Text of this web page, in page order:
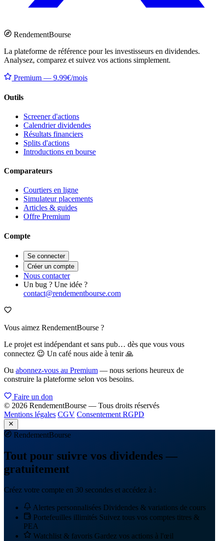
RendementBourse
La plateforme de référence pour les investisseurs en dividendes.
Analysez, comparez et suivez vos actions simplement.
Premium — 9.99€/mois
Outils
Screener d'actions
Calendrier dividendes
Résultats financiers
Splits d'actions
Introductions en bourse
Comparateurs
Courtiers en ligne
Simulateur placements
Articles & guides
Offre Premium
Compte
Se connecter
Créer un compte
Nous contacter
Un bug ? Une idée ?
contact@rendementbourse.com
Vous aimez RendementBourse ?
Le projet est indépendant et sans pub… dès que vous vous
connectez 😉 Un café nous aide à tenir 🙏
Ou abonnez-vous au Premium — nous serions heureux de
construire la plateforme selon vos besoins.
Faire un don
© 2026 RendementBourse — Tous droits réservés
Mentions légales CGV Consentement RGPD
RendementBourse
Tout pour suivre vos dividendes —
gratuitement
Créez votre compte en 30 secondes et accédez à :
Alertes personnalisées Dividendes & variations de cours
Portefeuilles illimités Suivez tous vos comptes titres &
PEA
Watchlist & favoris Gardez vos actions à l'œil